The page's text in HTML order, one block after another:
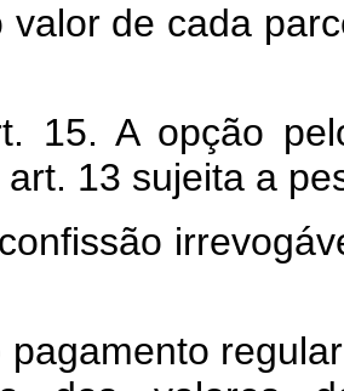
de cada
15. A opção
13 sujeita a
irrevogável
regular